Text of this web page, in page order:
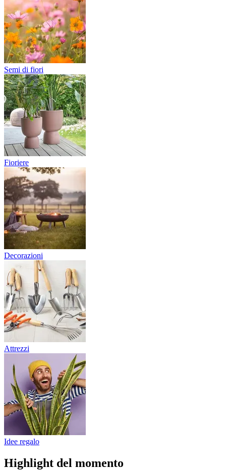
Semi di fiori
Fioriere
Decorazioni
Attrezzi
Idee regalo
Highlight del momento